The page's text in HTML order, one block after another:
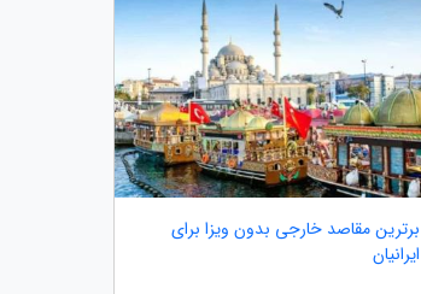
برترین مقاصد خارجی بدون ویزا برای
ایرانیان